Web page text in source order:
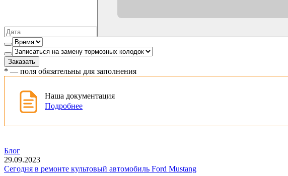
Заказать
* — поля обязательны для заполнения
Наша документация
Подробнее
Блог
29.09.2023
Сегодня в ремонте культовый автомобиль Ford Mustang